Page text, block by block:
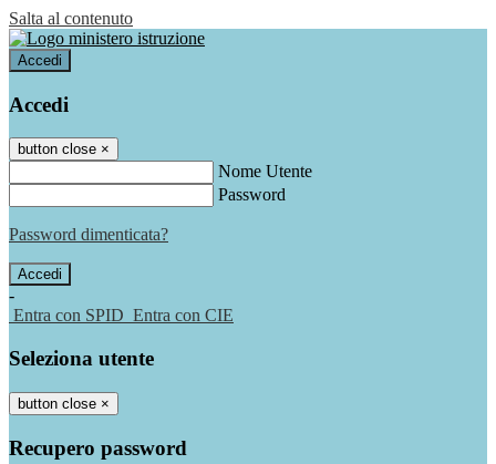
Salta al contenuto
Accedi
Accedi
button close ×
Nome Utente
Password
Password dimenticata?
-
Entra con SPID Entra con CIE
Seleziona utente
button close ×
Recupero password